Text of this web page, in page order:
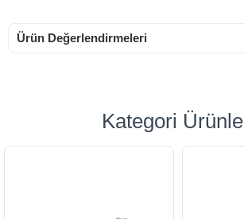
Ürün Değerlendirmeleri
Kategori